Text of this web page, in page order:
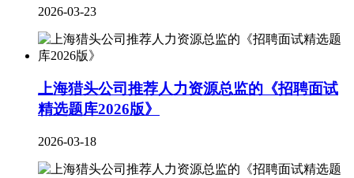
2026-03-23
上海猎头公司推荐人力资源总监的《招聘面试
精选题库2026版》
2026-03-18